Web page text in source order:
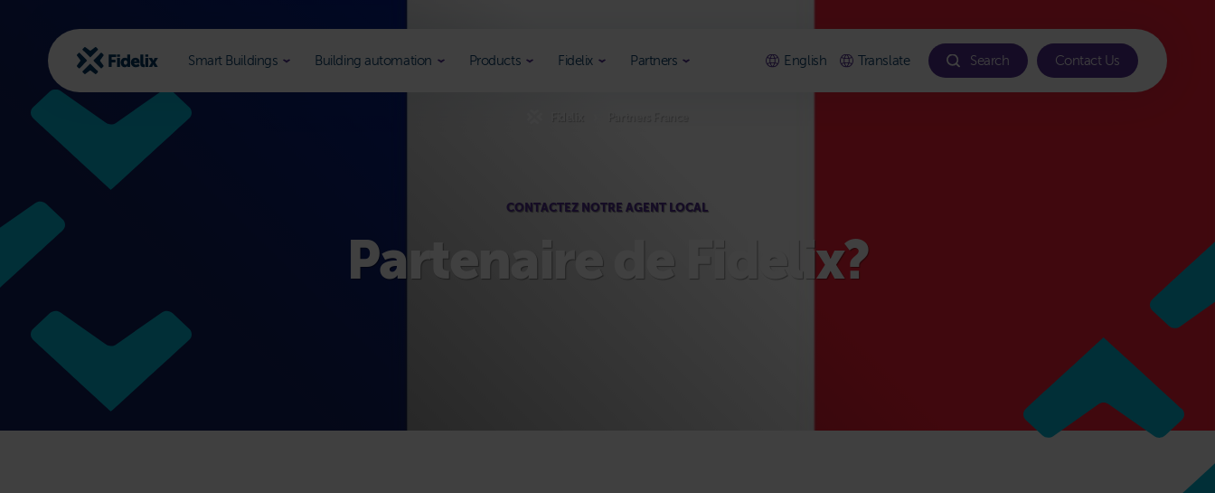
content
Smart Buildings Building automation Products Fidelix Partners English Translate Search Contact Us
CONTACTEZ NOTRE AGENT LOCAL
Partenaire de Fidelix?